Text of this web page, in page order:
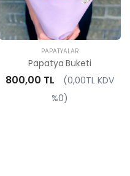
PAPATYALAR
Papatya Buketi
800,00 TL
(0,00TL KDV
%0)